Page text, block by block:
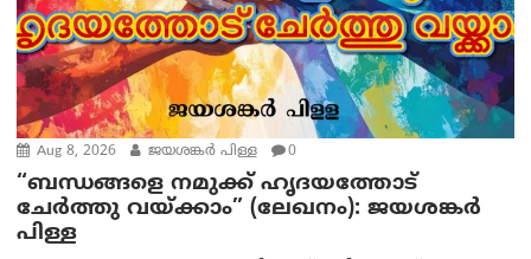
Aug 8, 2026 ജയശങ്കര്‍ പിള്ള 0
“ബന്ധങ്ങളെ നമുക്ക് ഹൃദയത്തോട്
ചേർത്തു വയ്ക്കാം” (ലേഖനം): ജയശങ്കര്‍
പിള്ള